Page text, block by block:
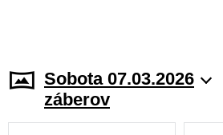
Sobota 07.03.2026
záberov